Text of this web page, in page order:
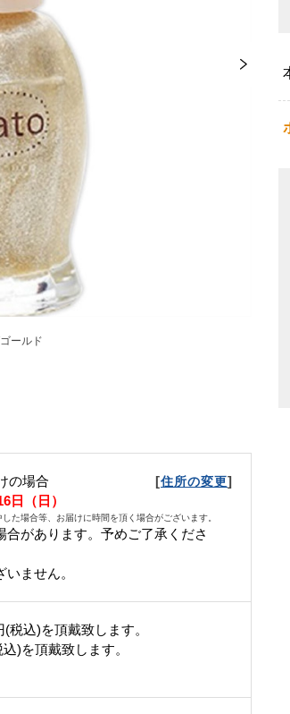
ールド
の場合 [住所の変更]
日（日）
た場合等、お届けに時間を頂く場合がございます。
合があります。予めご了承くださ
ません。
(税込)を頂戴致します。
)を頂戴致します。